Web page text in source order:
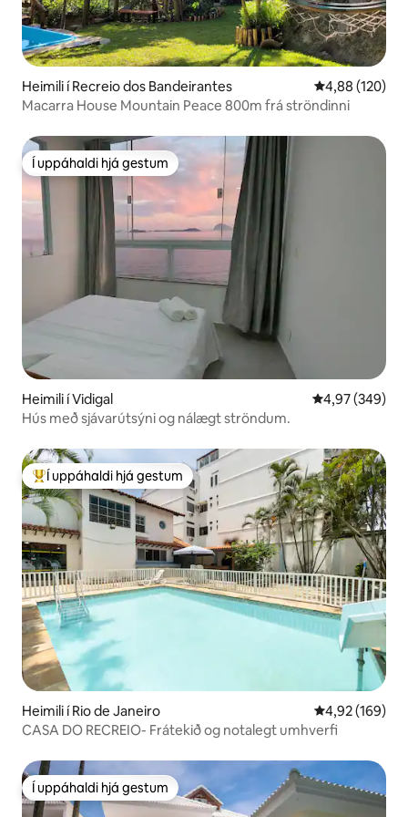
Heimili í Recreio dos Bandeirantes 4,88 af 5 í
4,88 (120)
Macarra House Mountain Peace 800m frá ströndinni
Í uppáhaldi hjá gestum
Í uppáhaldi hjá gestum
Heimili í Vidigal 4,97 af 5 í
4,97 (349)
Hús með sjávarútsýni og nálægt ströndum.
Í mestu uppáhaldi hjá gestum
Í uppáhaldi hjá gestum
Heimili í Rio de Janeiro 4,92 af 5 í
4,92 (169)
CASA DO RECREIO- Frátekið og notalegt umhverfi
Í uppáhaldi hjá gestum
Í uppáhaldi hjá gestum